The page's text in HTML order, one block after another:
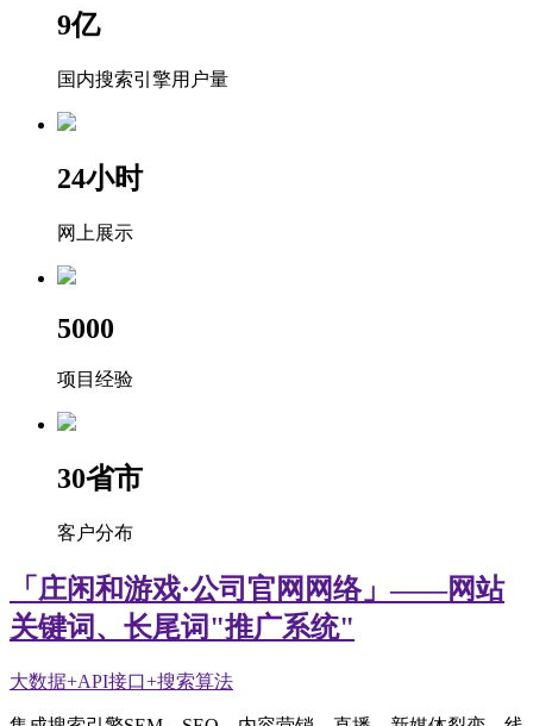
9亿
国内搜索引擎用户量
24小时
网上展示
5000
项目经验
30省市
客户分布
「庄闲和游戏·公司官网网络」——网站
关键词、长尾词"推广系统"
大数据+API接口+搜索算法